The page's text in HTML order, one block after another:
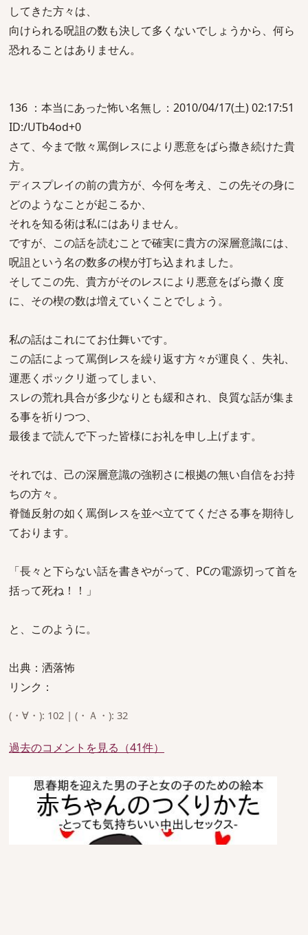
してきた方々は、
向けられる呪詛の数も決して多くないでしょうから、何ら
恐れることはありません。
136 ：本当にあった怖い名無し：2010/04/17(土) 02:17:51
ID:/UTb4od+0
さて、今まで散々罵倒レスにより悪意をばら撒き続けた貴
方。
ディスプレイの前の貴方が、今何を考え、この先その身に
どのようなことが起こるか、
それを知る術は私にはありません。
ですが、この話を読むことで確実に貴方の深層意識には、
呪詛という名の数多の楔が打ち込まれました。
そしてこの先、貴方がそのレスにより悪意をばら撒く度
に、その楔の数は増えていくことでしょう。
私の話はこれにてお仕舞いです。
この話によって罵倒レスを繰り返す方々が運良く、失礼、
運悪くポックリ逝ってしまい、
スレの荒れ具合が多少なりとも緩和され、良質な話が集ま
る事を祈りつつ、
最後まで読んで下った皆様にお礼を申し上げます。
それでは、己の深層意識の強靭さに根拠の無い自信をお持
ちの方々。
脊髄反射の如く罵倒レスを並べ立ててくださる事を期待し
ております。
「長々と下らない話を書きやがって、PCの電源切って首を
括って死ね！！」
と、このように。
出典：洒落怖
リンク：
(・∀・): 102 | (・Ａ・): 32
過去のコメントを見る（41件）